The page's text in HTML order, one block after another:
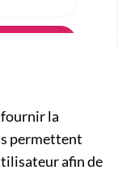
la
permettent
afin de